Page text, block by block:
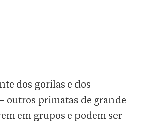
dos gorilas e dos
outros primatas de grande
em grupos e podem ser